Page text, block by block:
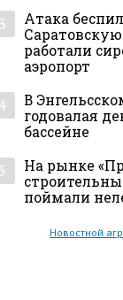
3
Атака
Саратовскую
работали
аэропорт
В
годовалая
бассейне
5
На рынке
поймали
Новостной